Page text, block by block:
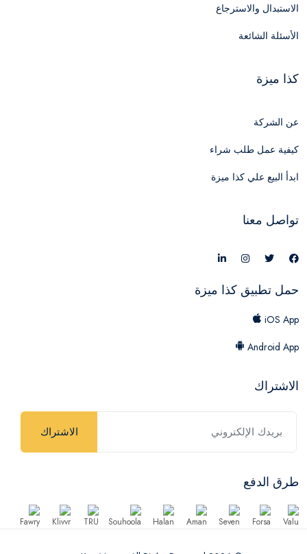
الاستبدال والاسترجاع
الأسئلة الشائعة
كذا ميزة
عن الشركة
كيفية عمل طلب شراء
ابدأ البيع علي كذا ميزة
تواصل معنا
حمل تطبيق كذا ميزة
iOS App
Android App
الاشتراك
الاشتراك
طرق الدفع